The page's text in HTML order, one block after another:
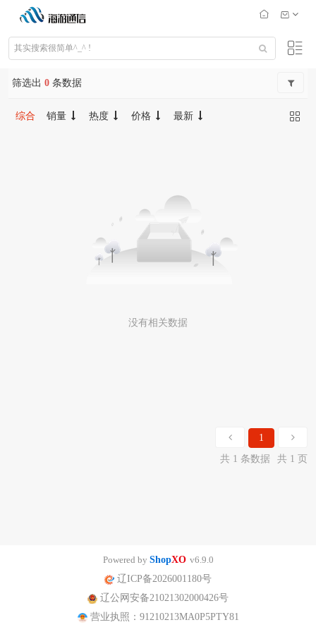
筛选出 0 条数据
综合 销量 热度 价格 最新
没有相关数据
1
共 1 条数据
共 1 页
Powered by ShopXO v6.9.0
辽ICP备2026001180号
辽公网安备21021302000426号
营业执照：91210213MA0P5PTY81